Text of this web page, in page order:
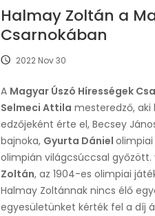
Halmay Zoltán a
Csarnokában
2022 Nov 30
A Magyar Úszó Hírességek
Selmeci Attila mesteredző, aki
edzőjeként érte el, Becsey
bajnoka, Gyurta Dániel olimpiai
olimpián világcsúccsal
Zoltán, az 1904-es olimpiai
Halmay Zoltánnak nincs élő
egyesületünket kérték fel a díj